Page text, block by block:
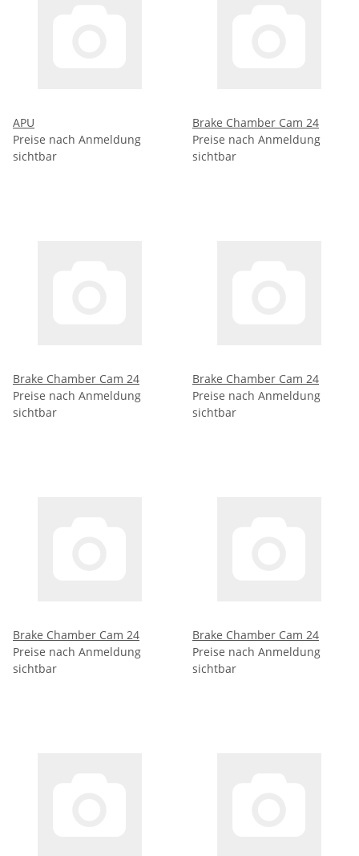
APU
Preise nach Anmeldung
sichtbar
Brake Chamber Cam 24
Preise nach Anmeldung
sichtbar
Brake Chamber Cam 24
Preise nach Anmeldung
sichtbar
Brake Chamber Cam 24
Preise nach Anmeldung
sichtbar
Brake Chamber Cam 24
Preise nach Anmeldung
sichtbar
Brake Chamber Cam 24
Preise nach Anmeldung
sichtbar